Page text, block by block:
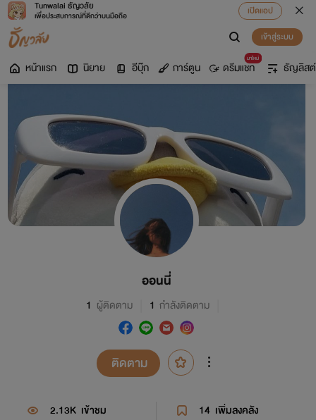
Tunwalai ธัญวลัย
เพื่อประสบการณ์ที่ดีกว่าบนมือถือ
เปิดแอป
เข้าสู่ระบบ
หน้าแรก นิยาย อีบุ๊ก การ์ตูน
มาใหม่
ดรีมแชท ธัญลิสต์
ออนนี่
1 ผู้ติดตาม 1 กำลังติดตาม
ติดตาม
2.13K เข้าชม 14 เพิ่มลงคลัง